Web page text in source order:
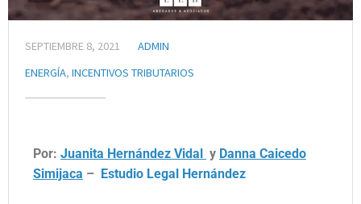
SEPTIEMBRE 8, 2021
ADMIN
ENERGÍA, INCENTIVOS TRIBUTARIOS
Por: Juanita Hernández Vidal y Danna Caicedo
Simijaca – Estudio Legal Hernández